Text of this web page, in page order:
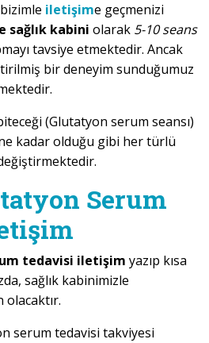
iletişime geçmenizi
sağlık kabini olarak 5-10 seans
tavsiye etmektedir. Ancak
bir deneyim sunduğumuz
(Glutatyon serum seansı)
ne kadar olduğu gibi her türlü
Serum
tedavisi iletişim yazıp kısa
sağlık kabinimizle
olacaktır.
serum tedavisi takviyesi